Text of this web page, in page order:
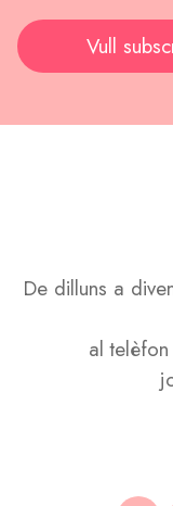
Vull
De dilluns a
al